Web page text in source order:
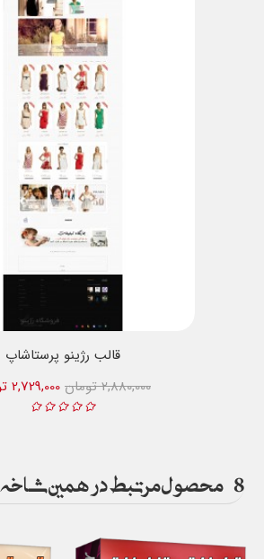
قالب رژینو پرستاشاپ
2,729,000 تومان
2,880,000 تومان
8 محصول مرتبط در همین شاخه